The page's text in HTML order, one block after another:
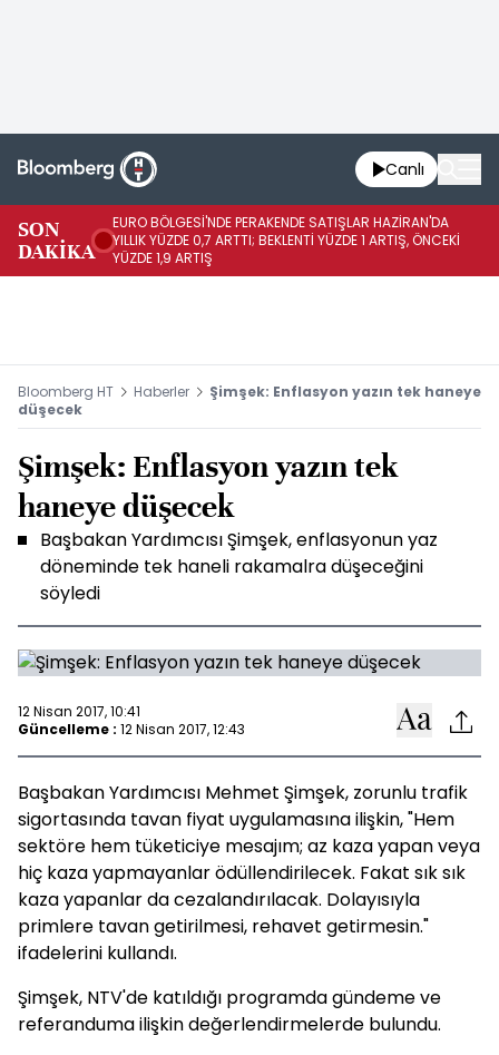
Canlı
SON
DAKİKA
EURO BÖLGESİ'NDE PERAKENDE SATIŞLAR HAZİRAN'DA
YILLIK YÜZDE 0,7 ARTTI; BEKLENTİ YÜZDE 1 ARTIŞ, ÖNCEKİ
YÜZDE 1,9 ARTIŞ
Bloomberg HT Haberler
Şimşek: Enflasyon yazın tek haneye
düşecek
Şimşek: Enflasyon yazın tek
haneye düşecek
Başbakan Yardımcısı Şimşek, enflasyonun yaz
döneminde tek haneli rakamalra düşeceğini
söyledi
12 Nisan 2017, 10:41
Güncelleme : 12 Nisan 2017, 12:43
Başbakan Yardımcısı Mehmet Şimşek, zorunlu trafik
sigortasında tavan fiyat uygulamasına ilişkin, "Hem
sektöre hem tüketiciye mesajım; az kaza yapan veya
hiç kaza yapmayanlar ödüllendirilecek. Fakat sık sık
kaza yapanlar da cezalandırılacak. Dolayısıyla
primlere tavan getirilmesi, rehavet getirmesin."
ifadelerini kullandı.
Şimşek, NTV'de katıldığı programda gündeme ve
referanduma ilişkin değerlendirmelerde bulundu.